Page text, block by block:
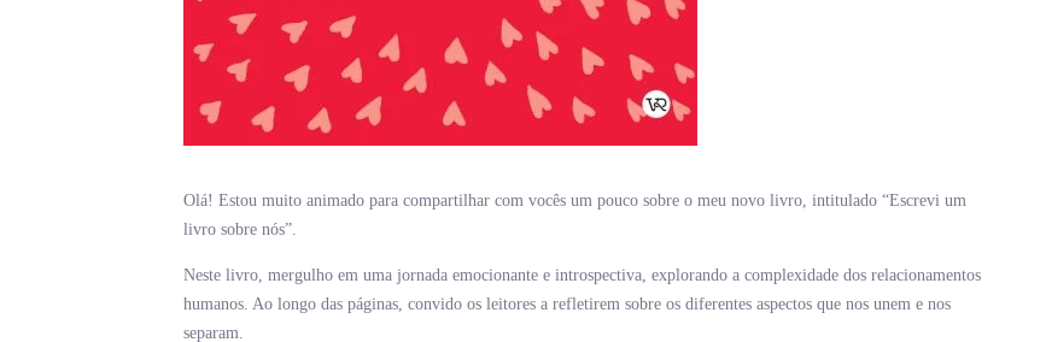
Olá! Estou muito animado para compartilhar com vocês um pouco sobre o meu novo livro, intitulado “Escrevi um
livro sobre nós”.
Neste livro, mergulho em uma jornada emocionante e introspectiva, explorando a complexidade dos relacionamentos
humanos. Ao longo das páginas, convido os leitores a refletirem sobre os diferentes aspectos que nos unem e nos
separam.